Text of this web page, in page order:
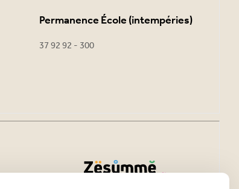
Permanence École (intempéries)
37 92 92 - 300